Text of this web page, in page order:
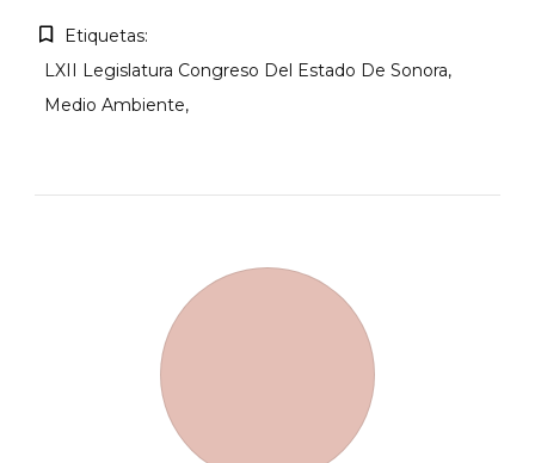
Etiquetas:
LXII Legislatura Congreso Del Estado De Sonora
Medio Ambiente